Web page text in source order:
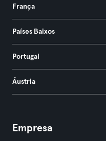
França
Países Baixos
Portugal
Áustria
Empresa